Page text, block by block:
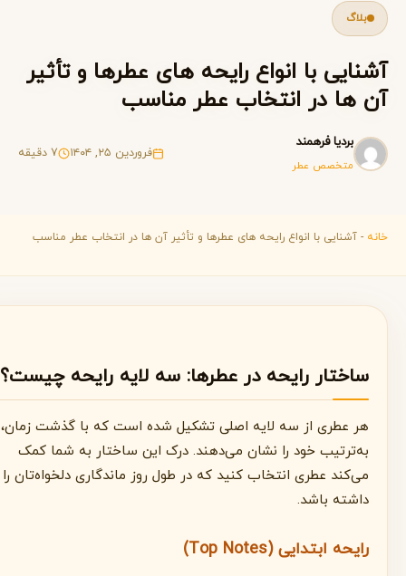
بلاگ
با انواع رایحه های عطرها و تأثیر
ها در انتخاب عطر مناسب
بردیا فرهمند
متخصص عطر
فروردین ۲۵, ۱۴۰۴ 7 دقیقه
آشنایی با انواع رایحه های عطرها و تأثیر آن ها در انتخاب عطر مناسب
ساختار رایحه در عطرها: سه لایه رایحه چیست؟
هر عطری از سه لایه اصلی تشکیل شده است که با گذشت زمان،
به‌ترتیب خود را نشان می‌دهند. درک این ساختار به شما کمک
می‌کند عطری انتخاب کنید که در طول روز ماندگاری دلخواه‌تان را
داشته باشد.
رایحه ابتدایی (Top Notes)